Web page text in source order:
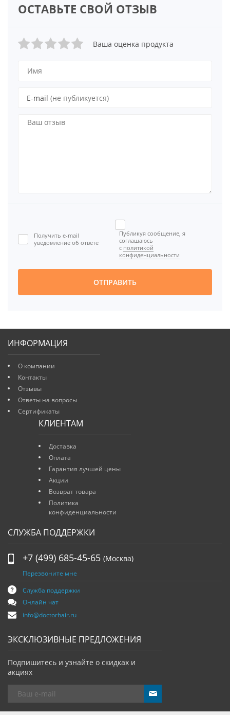
ОСТАВЬТЕ СВОЙ ОТЗЫВ
Ваша оценка продукта
E-mail (не публикуется)
Получить e-mail
уведомление об ответе
Публикуя сообщение, я
соглашаюсь
с политикой
конфиденциальности
ОТПРАВИТЬ
ИНФОРМАЦИЯ
О компании
Контакты
Отзывы
Ответы на вопросы
Сертификаты
КЛИЕНТАМ
Доставка
Оплата
Гарантия лучшей цены
Акции
Возврат товара
Политика
конфиденциальности
СЛУЖБА ПОДДЕРЖКИ
+7 (499) 685-45-65 (Москва)
Перезвоните мне
Служба поддержки
Онлайн чат
info@doctorhair.ru
ЭКСКЛЮЗИВНЫЕ ПРЕДЛОЖЕНИЯ
Подпишитесь и узнайте о скидках и
акциях
send